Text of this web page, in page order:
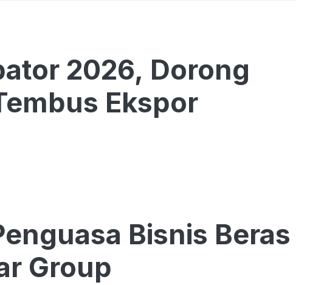
2026, Dorong
Ekspor
Bisnis Beras
Group